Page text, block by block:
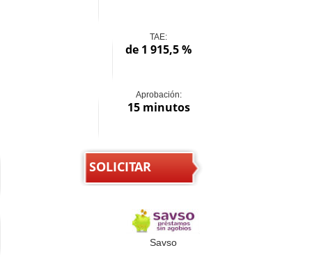
TAE:
de 1 915,5 %
Aprobación:
15 minutos
SOLICITAR
Savso